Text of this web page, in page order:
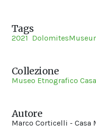
Tags
2021
Collezione
Museo Etnografico
Autore
Marco Corticelli - Casa